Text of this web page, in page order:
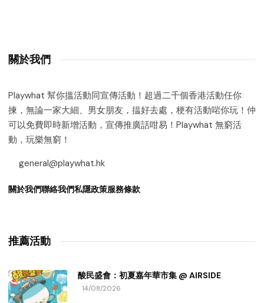
關於我們
Playwhat 幫你搵活動同宣傳活動！超過二千個香港活動任你
揀，無論一家大細、男女朋友，揾好去處，梗有活動啱你玩！仲
可以免費即時新增活動，宣傳推廣話咁易！Playwhat 無窮活
動，玩樂無窮！
general@playwhat.hk
關於我們聯絡我們私隱政策服務條款
推薦活動
酸民盛會：初夏嘉年華市集 @ AIRSIDE
14/08/2026